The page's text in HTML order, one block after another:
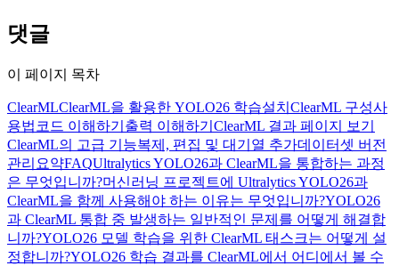
댓글
이 페이지 목차
ClearMLClearML을 활용한 YOLO26 학습설치 ClearML 구성사
용법 코드 이해하기 출력 이해하기 ClearML 결과 페이지 보기
ClearML의 고급 기능복제, 편집 및 대기열 추가데이터셋 버전
관리 요약FAQUltralytics YOLO26과 ClearML을 통합하는 과정
은 무엇입니까?머신러닝 프로젝트에 Ultralytics YOLO26과
ClearML을 함께 사용해야 하는 이유는 무엇입니까?YOLO26
과 ClearML 통합 중 발생하는 일반적인 문제를 어떻게 해결합
니까?YOLO26 모델 학습을 위한 ClearML 태스크는 어떻게 설
정합니까?YOLO26 학습 결과를 ClearML에서 어디에서 볼 수